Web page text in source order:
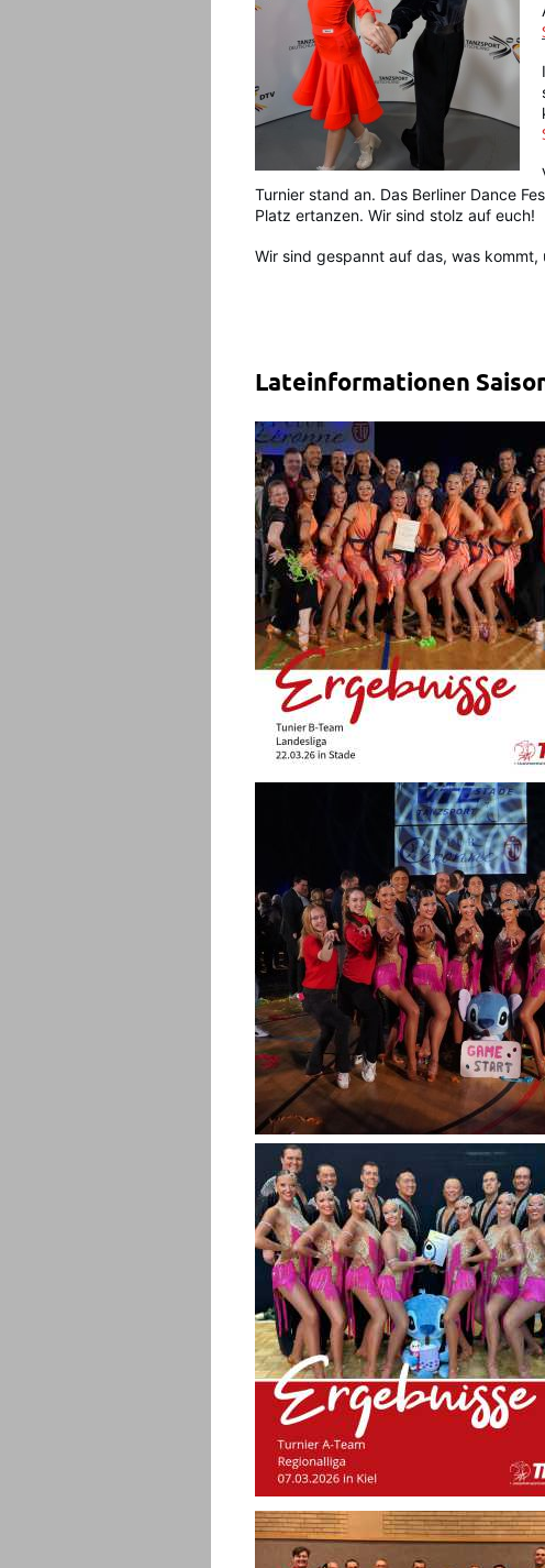
Turnier stand an. Das Berliner Dance
Platz ertanzen. Wir sind stolz auf euch!
Wir sind gespannt auf das, was
Lateinformationen